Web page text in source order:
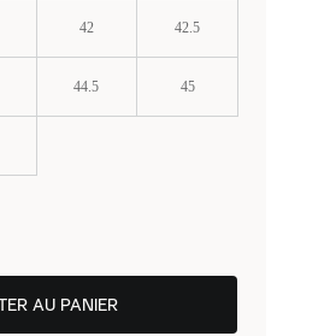
42 42.5
44.5 45
AU PANIER